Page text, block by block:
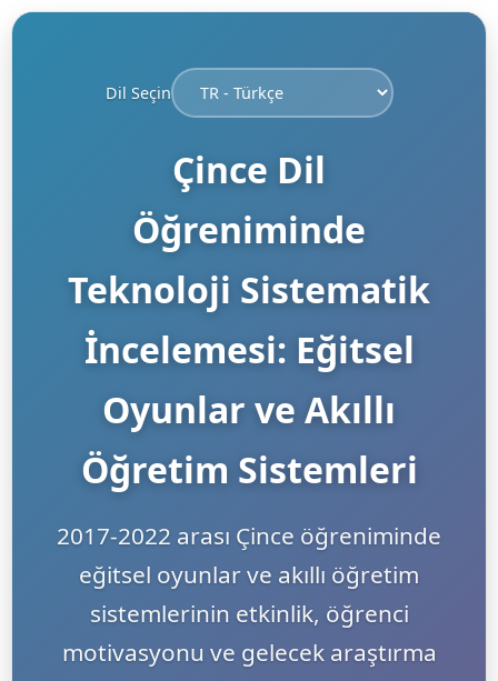
Dil Seçin
Çince Dil
Öğreniminde
Teknoloji Sistematik
İncelemesi: Eğitsel
Oyunlar ve Akıllı
Öğretim Sistemleri
2017-2022 arası Çince öğreniminde
eğitsel oyunlar ve akıllı öğretim
sistemlerinin etkinlik, öğrenci
motivasyonu ve gelecek araştırma